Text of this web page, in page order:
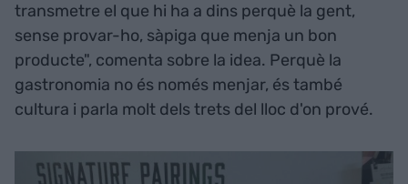
transmetre el que hi ha a dins perquè la gent,
sense provar-ho, sàpiga que menja un bon
producte", comenta sobre la idea. Perquè la
gastronomia no és només menjar, és també
cultura i parla molt dels trets del lloc d'on prové.